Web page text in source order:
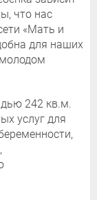
что нас
«Мать и
для наших
242 кв.м.
услуг для